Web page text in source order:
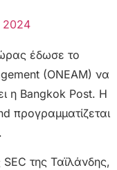
2024
έδωσε το
(ONEAM) να
η Bangkok Post. Η
προγραμματίζεται
της Ταϊλάνδης,